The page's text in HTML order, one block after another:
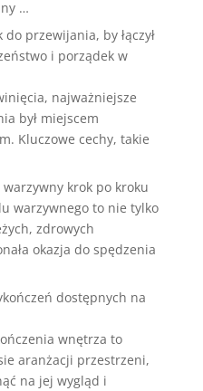
…
do przewijania, by łączył
i porządek w
najważniejsze
był miejscem
Kluczowe cechy, takie
warzywny krok po kroku
warzywnego to nie tylko
zdrowych
okazja do spędzenia
dostępnych na
wnętrza to
aranżacji przestrzeni,
na jej wygląd i